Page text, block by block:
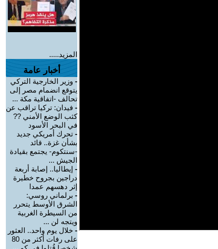
المزيد.....
أخبار عامة
- وزير الخارجية التركي
يتوقع انضمام مصر إلى
تحالف -اتفاقية مكة ...
- فيدان: تركيا تراقب عن
كثب الوضع الأمني ??
في البحر الأسود
- تحرك أمريكي جديد
بشأن غزة.. قائد
-سنتكوم- يجتمع بقيادة
الجيش ...
- إيطاليا.. إصابة أربعة
دراجين بجروح خطيرة
إثر دهسهم عمدا
- برلماني روسي:
الشرق الأوسط يتحرر
من السيطرة الغربية
ويتجه لن ...
- خلال يوم واحد.. العثور
على رفات أكثر من 80